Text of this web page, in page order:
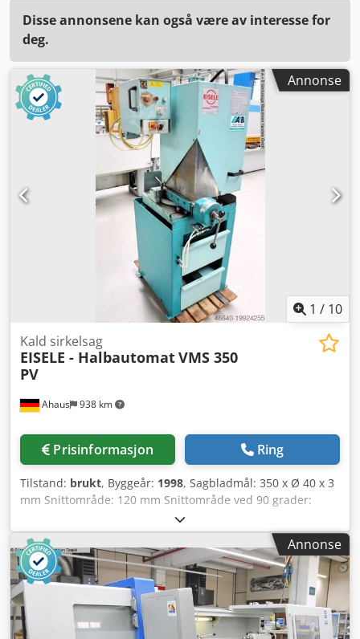
Disse annonsene kan også være av interesse for
deg.
Annonse
1 / 10
Ahaus 938 km
Kald sirkelsag
EISELE - HalbautomatVMS 350
PV
Prisinformasjon Ring
Tilstand: brukt, Byggeår: 1998, Sagbladmål: 350 x Ø 40 x 3
mm Snittområde: 120 mm Snittområde ved 90 grader:
firkant 100 x 100 mm Snittområde ved 90 grader: flat 170 x
100 mm Snittområde ved 45 grader: rund 120 mm
Snittområde ved 45 grader: firkant 95 x 95 mm
Snittområde ved 45 grader: flat 120 x 100 mm Snittområde
ved 60 grader: rund RE 100 mm Snittområde ved 60
grader: firkant RE 85 x 85 mm Snittområde ved 60 grader:
flat RE 85 x 100 mm Arbeidshøyde: 900 mm Sagbladets
hastigheter: 17 / 34 o/min Trykkluft: 6,0 – 8,0 bar Samlet
Annonse